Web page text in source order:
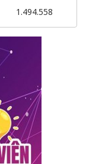
1.494.558